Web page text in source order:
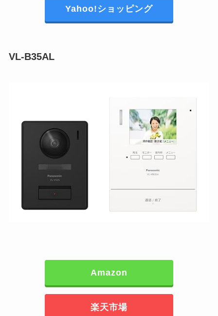
Yahoo!ショッピング
VL-B35AL
Amazon
楽天市場